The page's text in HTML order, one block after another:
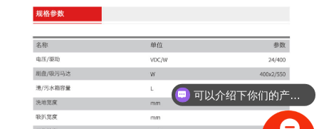
可以介绍下你们的产品么？